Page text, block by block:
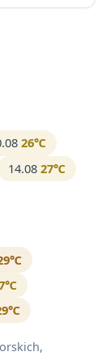
26℃
14.08 27℃